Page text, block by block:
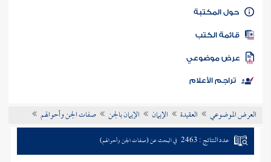
كتاب الأمة
المكتبة
الكتب
موضوعي
تراجم الأعلام
العرض الموضوعي العقيدة الإيمان الإيمان بالجن صفات الجن وأحوالهم
عدد النتائج : 2463 في البحث عن (صفات الجن وأحوالهم)